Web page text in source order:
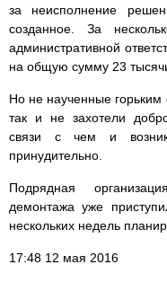
за неисполнение
созданное. За
административной
на общую сумму 23
Но не наученные
так и не захотели
связи с чем и
принудительно.
Подрядная
демонтажа уже
нескольких недель
17:48 12 мая 2016